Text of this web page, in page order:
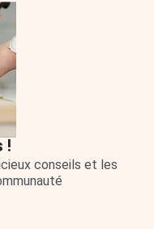
!
conseils et les